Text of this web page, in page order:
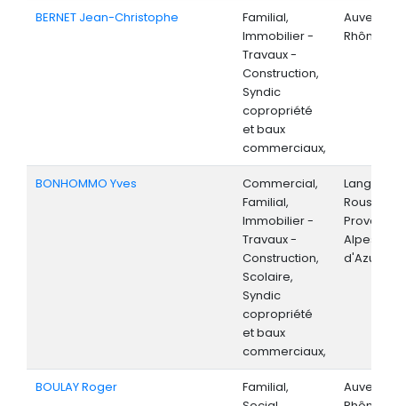
BERNET Jean-Christophe
Familial,
Immobilier -
Travaux -
Construction,
Syndic
copropriété
et baux
commerciaux,
Rhône-
BONHOMMO Yves
Commercial,
Familial,
Immobilier -
Travaux -
Construction,
Scolaire,
Syndic
copropriété
et baux
commerciaux,
Alpes-
d'Azur,
BOULAY Roger
Familial,